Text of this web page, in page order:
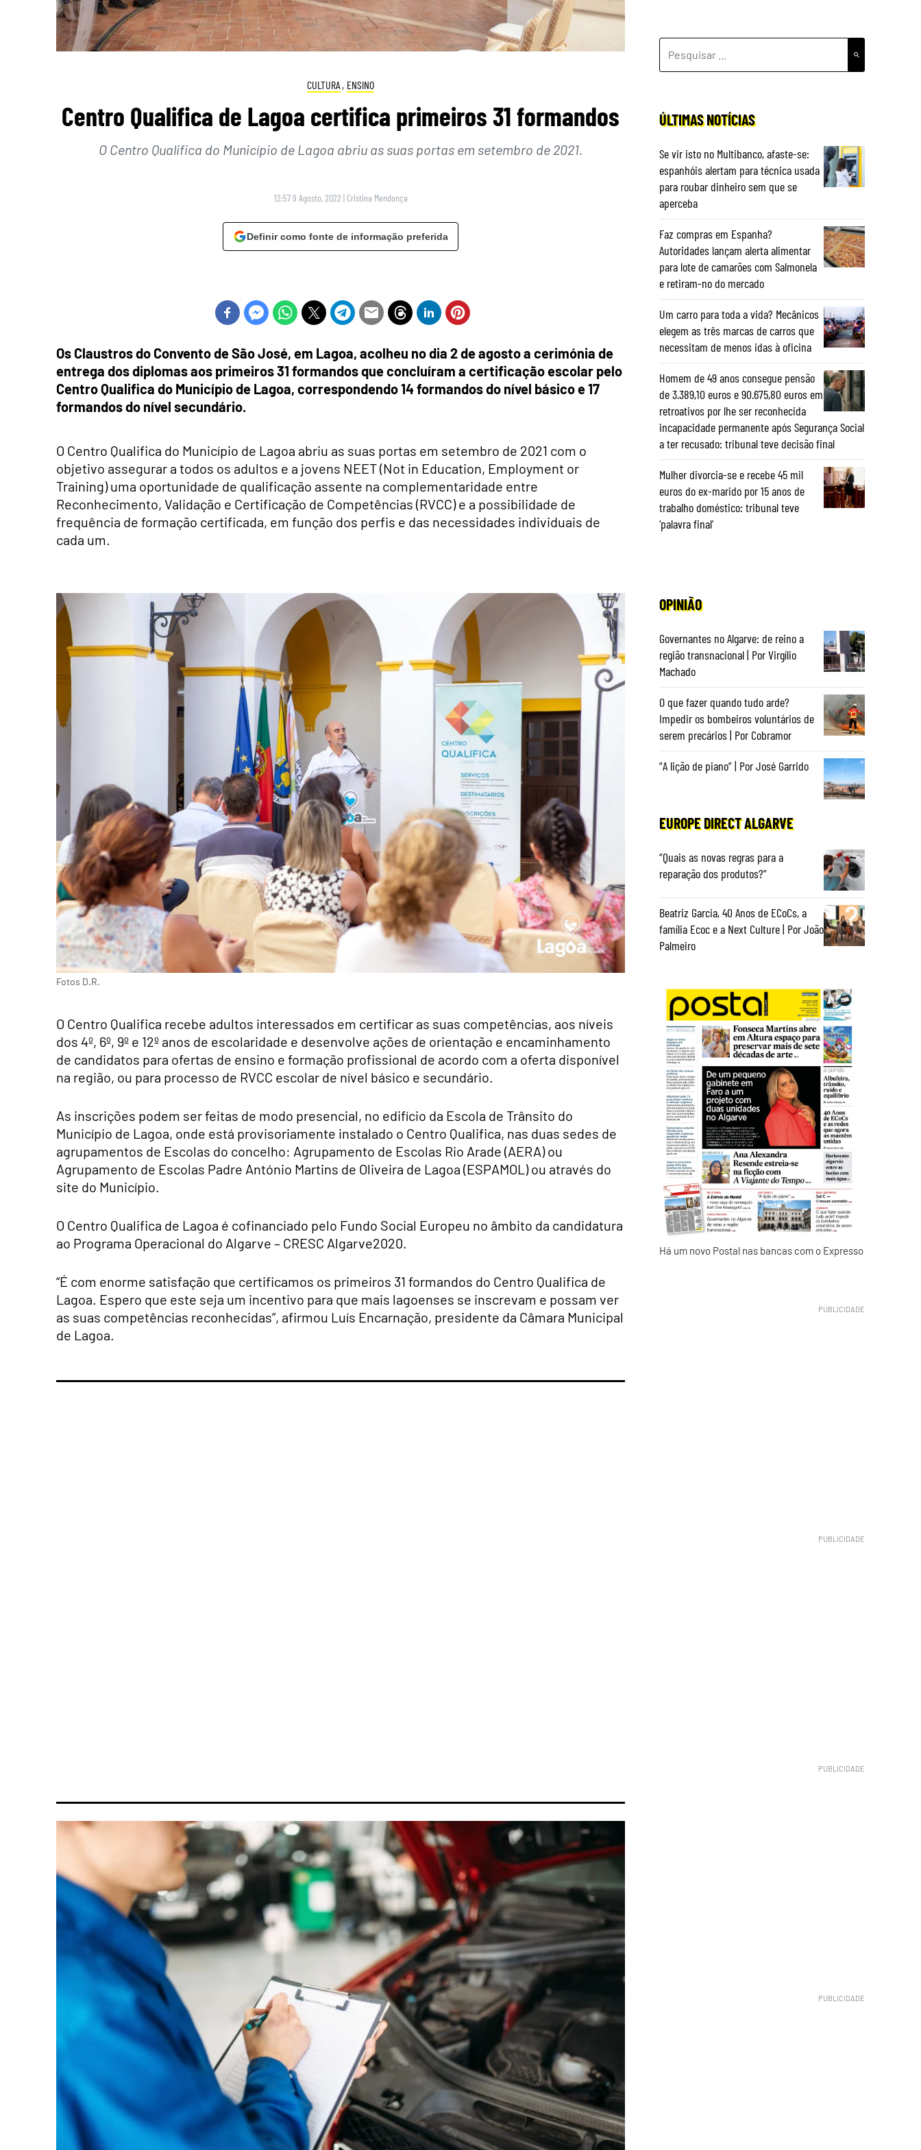
CULTURA , ENSINO
Centro Qualifica de Lagoa certifica primeiros 31 formandos
O Centro Qualifica do Município de Lagoa abriu as suas portas em setembro de 2021.
12:57 9 Agosto, 2022 | Cristina Mendonça
Definir como fonte de informação preferida
Os Claustros do Convento de São José, em Lagoa, acolheu no dia 2 de agosto a cerimónia de
entrega dos diplomas aos primeiros 31 formandos que concluíram a certificação escolar pelo
Centro Qualifica do Município de Lagoa, correspondendo 14 formandos do nível básico e 17
formandos do nível secundário.
O Centro Qualifica do Município de Lagoa abriu as suas portas em setembro de 2021 com o
objetivo assegurar a todos os adultos e a jovens NEET (Not in Education, Employment or
Training) uma oportunidade de qualificação assente na complementaridade entre
Reconhecimento, Validação e Certificação de Competências (RVCC) e a possibilidade de
frequência de formação certificada, em função dos perfis e das necessidades individuais de
cada um.
Fotos D.R.
O Centro Qualifica recebe adultos interessados em certificar as suas competências, aos níveis
dos 4º, 6º, 9º e 12º anos de escolaridade e desenvolve ações de orientação e encaminhamento
de candidatos para ofertas de ensino e formação profissional de acordo com a oferta disponível
na região, ou para processo de RVCC escolar de nível básico e secundário.
As inscrições podem ser feitas de modo presencial, no edifício da Escola de Trânsito do
Município de Lagoa, onde está provisoriamente instalado o Centro Qualifica, nas duas sedes de
agrupamentos de Escolas do concelho: Agrupamento de Escolas Rio Arade (AERA) ou
Agrupamento de Escolas Padre António Martins de Oliveira de Lagoa (ESPAMOL) ou através do
site do Município.
O Centro Qualifica de Lagoa é cofinanciado pelo Fundo Social Europeu no âmbito da candidatura
ao Programa Operacional do Algarve – CRESC Algarve2020.
“É com enorme satisfação que certificamos os primeiros 31 formandos do Centro Qualifica de
Lagoa. Espero que este seja um incentivo para que mais lagoenses se inscrevam e possam ver
as suas competências reconhecidas”, afirmou Luís Encarnação, presidente da Câmara Municipal
de Lagoa.
POR:
ÚLTIMAS NOTÍCIAS
Se vir isto no Multibanco, afaste-se:
espanhóis alertam para técnica usada
para roubar dinheiro sem que se
aperceba
Faz compras em Espanha?
Autoridades lançam alerta alimentar
para lote de camarões com Salmonela
e retiram-no do mercado
Um carro para toda a vida? Mecânicos
elegem as três marcas de carros que
necessitam de menos idas à oficina
Homem de 49 anos consegue pensão
de 3.389,10 euros e 90.675,80 euros em
retroativos por lhe ser reconhecida
incapacidade permanente após Segurança Social
a ter recusado: tribunal teve decisão final
Mulher divorcia-se e recebe 45 mil
euros do ex-marido por 15 anos de
trabalho doméstico: tribunal teve
‘palavra final’
OPINIÃO
Governantes no Algarve: de reino a
região transnacional | Por Virgílio
Machado
O que fazer quando tudo arde?
Impedir os bombeiros voluntários de
serem precários | Por Cobramor
“A lição de piano” | Por José Garrido
EUROPE DIRECT ALGARVE
“Quais as novas regras para a
reparação dos produtos?”
Beatriz Garcia, 40 Anos de ECoCs, a
família Ecoc e a Next Culture | Por João
Palmeiro
Há um novo Postal nas bancas com o Expresso